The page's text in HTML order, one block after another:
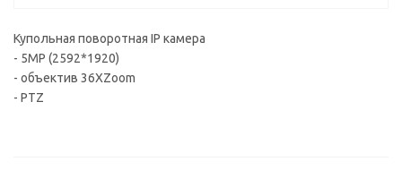
Купольная поворотная IP камера
- 5MP (2592*1920)
- объектив 36XZoom
- PTZ